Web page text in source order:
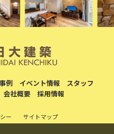
例 イベント情報
スタッフ
会社概要 採用情報
ー サイトマップ